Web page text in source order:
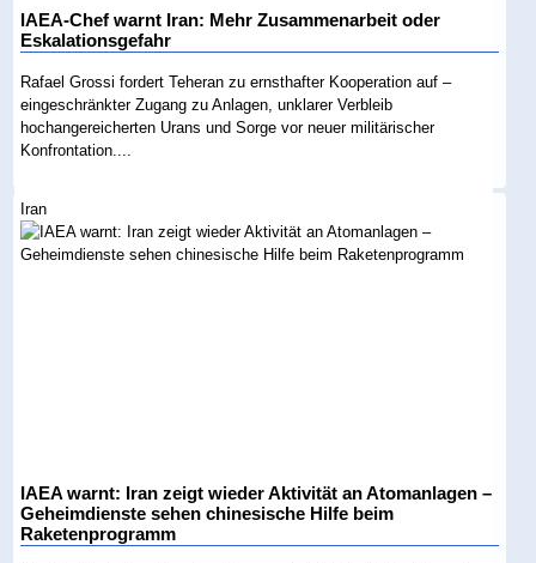
IAEA-Chef warnt Iran: Mehr Zusammenarbeit oder
Eskalationsgefahr
Rafael Grossi fordert Teheran zu ernsthafter Kooperation auf –
eingeschränkter Zugang zu Anlagen, unklarer Verbleib
hochangereicherten Urans und Sorge vor neuer militärischer
Konfrontation....
Iran
IAEA warnt: Iran zeigt wieder Aktivität an Atomanlagen –
Geheimdienste sehen chinesische Hilfe beim
Raketenprogramm